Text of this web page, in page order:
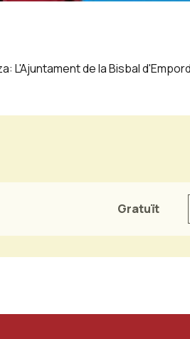
L'Ajuntament de la Bisbal
Gratuït